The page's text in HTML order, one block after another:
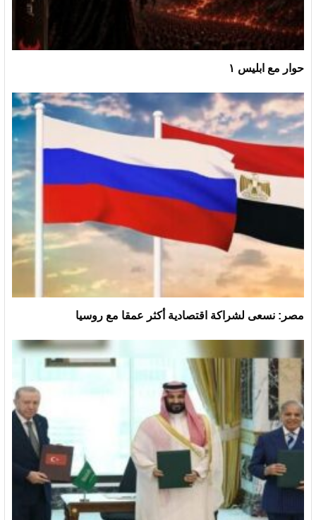
حوار مع ابليس ١
مصر: نسعى لشراكة اقتصادية أكثر عمقا مع روسيا